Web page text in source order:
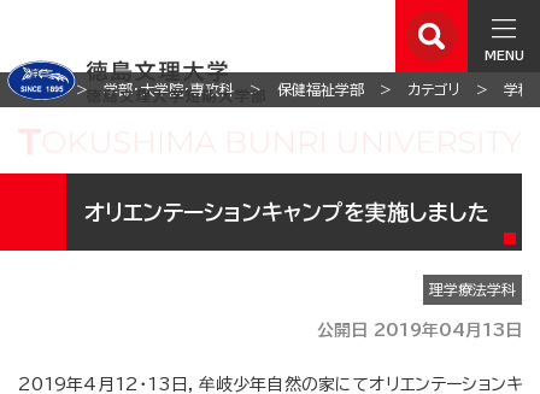
MENU
ホーム 学部・大学院・専攻科 保健福祉学部 カテゴリ 学科
オリエンテーションキャンプを実施しました
理学療法学科
公開日 2019年04月13日
2019年4月12・13日，牟岐少年自然の家にてオリエンテーションキ